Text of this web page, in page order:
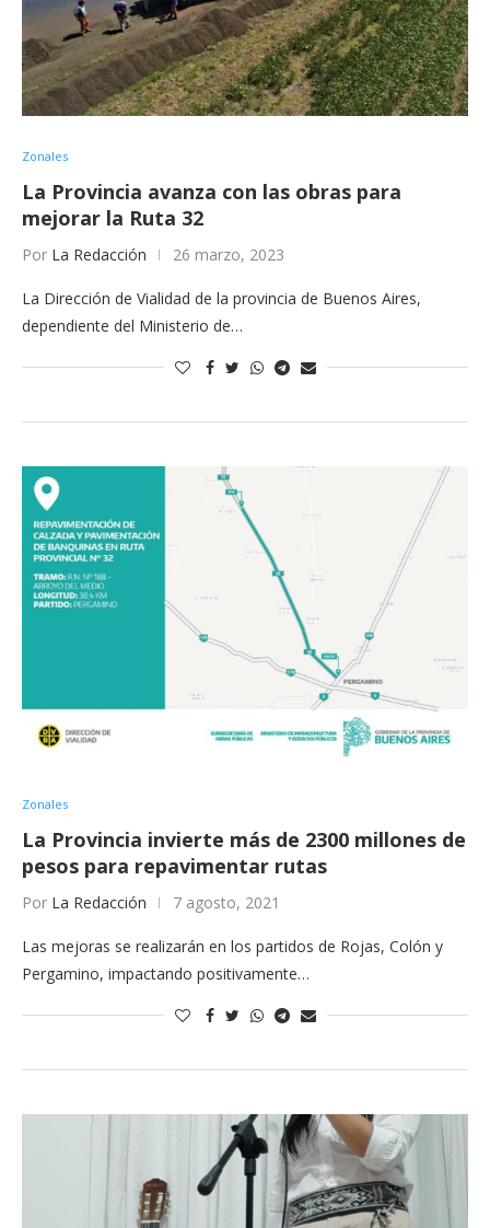
Zonales
La Provincia avanza con las obras para
mejorar la Ruta 32
Por La Redacción 26 marzo, 2023
La Dirección de Vialidad de la provincia de Buenos Aires,
dependiente del Ministerio de…
Zonales
La Provincia invierte más de 2300 millones de
pesos para repavimentar rutas
Por La Redacción 7 agosto, 2021
Las mejoras se realizarán en los partidos de Rojas, Colón y
Pergamino, impactando positivamente…